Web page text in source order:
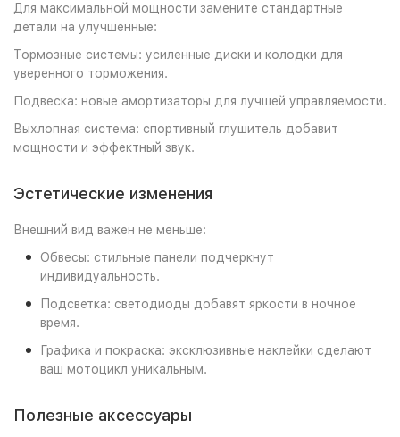
Для максимальной мощности замените стандартные
детали на улучшенные:
Тормозные системы: усиленные диски и колодки для
уверенного торможения.
Подвеска: новые амортизаторы для лучшей управляемости.
Выхлопная система: спортивный глушитель добавит
мощности и эффектный звук.
Эстетические изменения
Внешний вид важен не меньше:
Обвесы: стильные панели подчеркнут
индивидуальность.
Подсветка: светодиоды добавят яркости в ночное
время.
Графика и покраска: эксклюзивные наклейки сделают
ваш мотоцикл уникальным.
Полезные аксессуары